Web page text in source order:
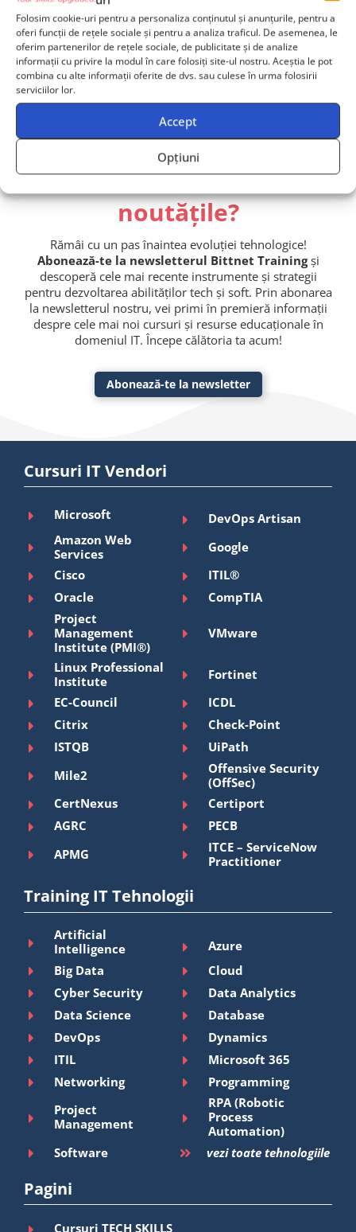
Folosim cookie-uri pentru a personaliza conținutul și anunțurile, pentru a
oferi funcții de rețele sociale și pentru a analiza traficul. De asemenea, le
oferim partenerilor de rețele sociale, de publicitate și de analize
informații cu privire la modul în care folosiți site-ul nostru. Aceștia le pot
combina cu alte informații oferite de dvs. sau culese în urma folosirii
serviciilor lor.
Accept
Opțiuni
Contactează-ne
Echipă de 2+ persoane? Primești ofertă dedicată!
Vrei să fii la curent cu
noutățile?
Rămâi cu un pas înaintea evoluției tehnologice!
Abonează-te la newsletterul Bittnet Trainingși
descoperă cele mai recente instrumente și strategii
pentru dezvoltarea abilităților tech și soft. Prin abonarea
la newsletterul nostru, vei primi în premieră informații
despre cele mai noi cursuri și resurse educaționale în
domeniul IT. Începe călătoria ta acum!
Abonează-te la newsletter
Cursuri IT Vendori
Microsoft
DevOps Artisan
Amazon Web
Services
Google
Cisco
ITIL®
Oracle
CompTIA
Project
Management
Institute (PMI®)
VMware
Linux Professional
Institute
Fortinet
EC-Council
ICDL
Citrix
Check-Point
ISTQB
UiPath
Mile2
Offensive Security
(OffSec)
CertNexus
Certiport
AGRC
PECB
APMG
ITCE – ServiceNow
Practitioner
Training IT Tehnologii
Artificial
Intelligence
Azure
Big Data
Cloud
Cyber Security
Data Analytics
Data Science
Database
DevOps
Dynamics
ITIL
Microsoft 365
Networking
Programming
Project
Management
RPA (Robotic
Process
Automation)
Software
vezi toate tehnologiile
Pagini
Cursuri TECH SKILLS